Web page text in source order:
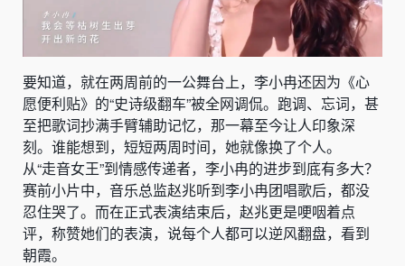
要知道，就在两周前的一公舞台上，李小冉还因为《心
愿便利贴》的“史诗级翻车”被全网调侃。跑调、忘词，甚
至把歌词抄满手臂辅助记忆，那一幕至今让人印象深
刻。谁能想到，短短两周时间，她就像换了个人。
从“走音女王”到情感传递者，李小冉的进步到底有多大？
赛前小片中，音乐总监赵兆听到李小冉团唱歌后，都没
忍住哭了。而在正式表演结束后，赵兆更是哽咽着点
评，称赞她们的表演，说每个人都可以逆风翻盘，看到
朝霞。